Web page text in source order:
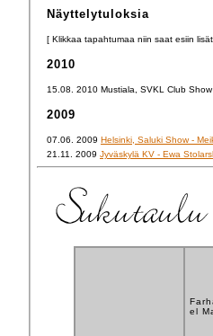
Näyttelytuloksia
[ Klikkaa tapahtumaa niin saat esiin
2010
15.08. 2010 Mustiala, SVKL Club
2009
07.06. 2009 Helsinki, Saluki Show -
21.11. 2009 Jyväskylä KV - Ewa
el